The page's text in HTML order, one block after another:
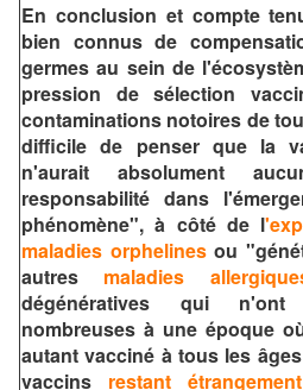
En conclusion et compte
bien connus de
germes au sein de
pression de sélection
contaminations notoires de
difficile de penser que la
n'aurait absolument
responsabilité dans
phénomène", à côté de l
maladies orphelinesou
autres maladies
dégénératives qui
nombreuses à une époque
autant vacciné à tous les
vaccins restant